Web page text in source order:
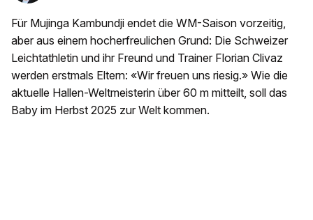
Für Mujinga Kambundji endet die WM-Saison vorzeitig,
aber aus einem hocherfreulichen Grund: Die Schweizer
Leichtathletin und ihr Freund und Trainer Florian Clivaz
werden erstmals Eltern: «Wir freuen uns riesig.» Wie die
aktuelle Hallen-Weltmeisterin über 60 m mitteilt, soll das
Baby im Herbst 2025 zur Welt kommen.